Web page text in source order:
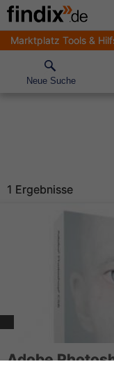
Marktplatz Tools &
Neue Suche
1 Ergebnisse
Adobe